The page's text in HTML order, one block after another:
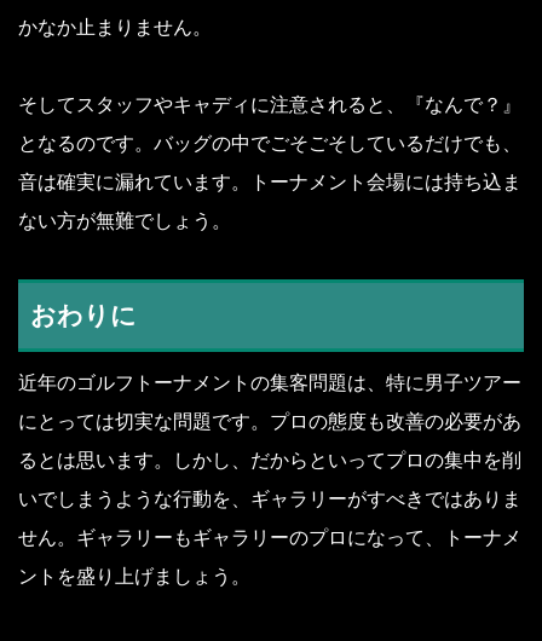
かなか止まりません。
そしてスタッフやキャディに注意されると、『なんで？』
となるのです。バッグの中でごそごそしているだけでも、
音は確実に漏れています。トーナメント会場には持ち込ま
ない方が無難でしょう。
おわりに
近年のゴルフトーナメントの集客問題は、特に男子ツアー
にとっては切実な問題です。プロの態度も改善の必要があ
るとは思います。しかし、だからといってプロの集中を削
いでしまうような行動を、ギャラリーがすべきではありま
せん。ギャラリーもギャラリーのプロになって、トーナメ
ントを盛り上げましょう。